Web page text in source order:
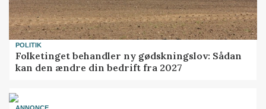
POLITIK
Folketinget behandler ny gødskningslov: Sådan
kan den ændre din bedrift fra 2027